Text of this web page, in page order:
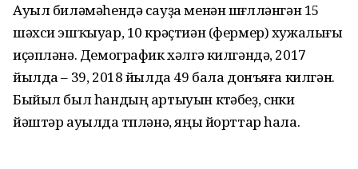
Ауыл биләмәһендә сауҙа ме­нән шөғөлләнгән 15
шәхси эшҡыуар, 10 крәҫтиән (фермер) хужалығы
иҫәпләнә. Демографик хәлгә килгәндә, 2017
йылда – 39, 2018 йылда 49 бала донъяға килгән.
Быйыл был һандың артыуын көтәбеҙ, сөнки
йәштәр ауылда төпләнә, яңы йорттар һала.